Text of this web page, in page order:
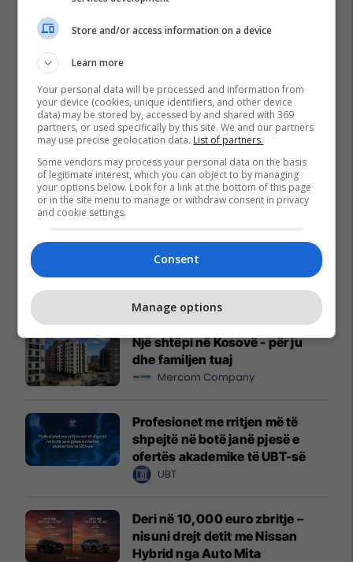
Promo Reklamo këtu
Një shtëpi në Kosovë - për ju
dhe familjen tuaj
Mercom Company
Profesionet me rritjen më të
shpejtë në botë janë pjesë e
ofertës akademike të UBT-së
UBT
Deri në 10,000 euro zbritje –
nisuni drejt detit me Nissan
Hybrid nga Auto Mita
Store and/or access information on a device
Learn more
Your personal data will be processed and information from
your device (cookies, unique identifiers, and other device
data) may be stored by, accessed by and shared with 369
partners, or used specifically by this site. We and our partners
may use precise geolocation data. List of partners.
Some vendors may process your personal data on the basis
of legitimate interest, which you can object to by managing
your options below. Look for a link at the bottom of this page
or in the site menu to manage or withdraw consent in privacy
and cookie settings.
Consent
Manage options